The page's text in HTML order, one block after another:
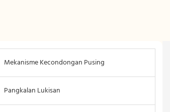
Mekanisme Kecondongan Pusing
Pangkalan Lukisan